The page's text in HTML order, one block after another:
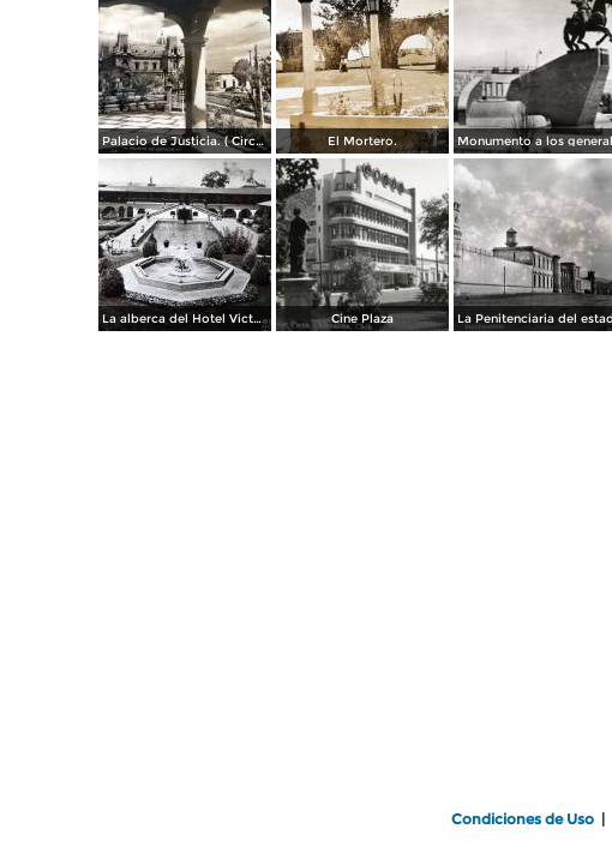
Palacio de Justicia. ( Circulada el 1 deDiciembre de 1946 ). El Mortero.
La alberca del Hotel Victoria. Cine Plaza
Condiciones de Uso